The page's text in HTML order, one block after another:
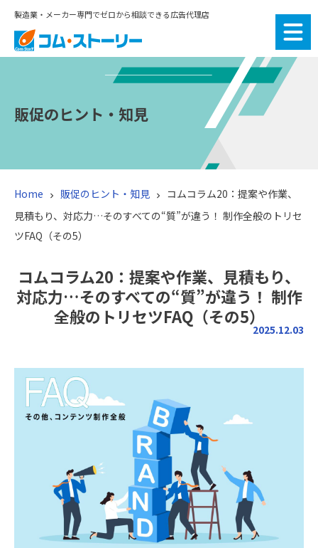
製造業・メーカー専門でゼロから相談できる広告代理店
販促のヒント・知見
Home  販促のヒント・知見 
コムコラム20：提案や作業、
見積もり、対応力…そのすべての“質”が違う！ 制作全般のトリセ
ツFAQ（その5）
コムコラム20：提案や作業、見積もり、
対応力…そのすべての“質”が違う！ 制作
全般のトリセツFAQ（その5）
2025.12.03